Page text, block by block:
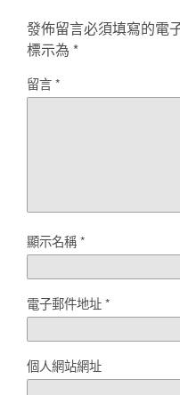
發佈留言必須填寫的電
標示為 *
留言*
顯示名稱*
電子郵件地址*
個人網站網址